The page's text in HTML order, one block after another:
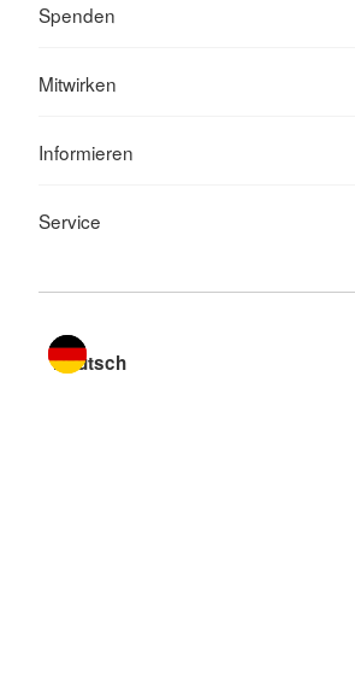
Spenden
Mitwirken
Informieren
Service
Sprache wechseln zu